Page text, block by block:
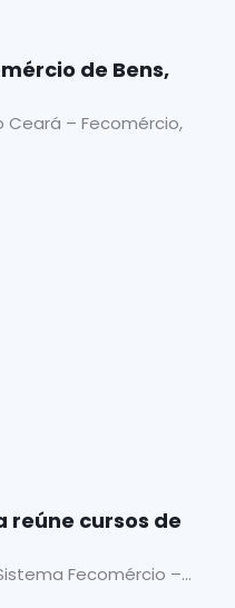
de Bens,
Ceará – Fecomércio,
reúne cursos de
Fecomércio –...